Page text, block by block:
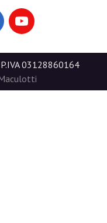
03128860164